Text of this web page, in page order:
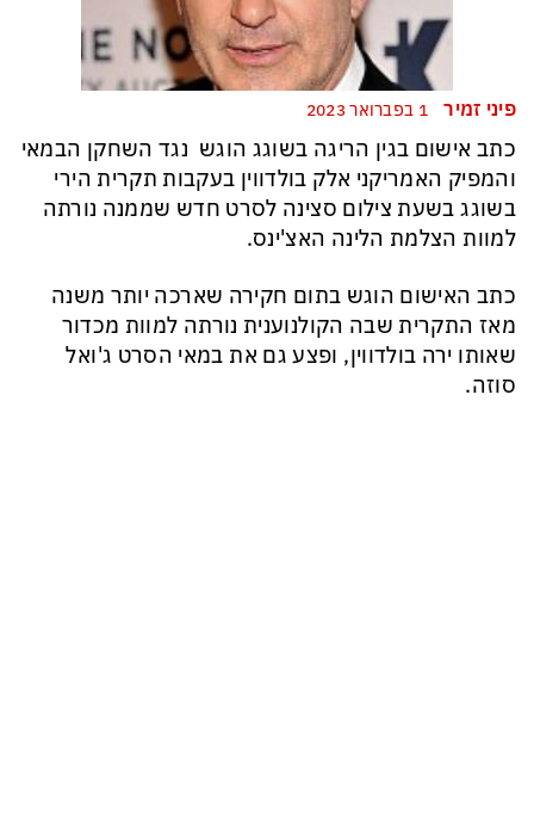
פיני זמיר 1 בפברואר 2023
כתב אישום בגין הריגה בשוגג הוגש נגד השחקן הבמאי
והמפיק האמריקני אלק בולדווין בעקבות תקרית הירי
בשוגג בשעת צילום סצינה לסרט חדש שממנה נורתה
למוות הצלמת הלינה האצ'ינס.
כתב האישום הוגש בתום חקירה שארכה יותר משנה
מאז התקרית שבה הקולנוענית נורתה למוות מכדור
שאותו ירה בולדווין, ופצע גם את במאי הסרט ג'ואל
סוזה.